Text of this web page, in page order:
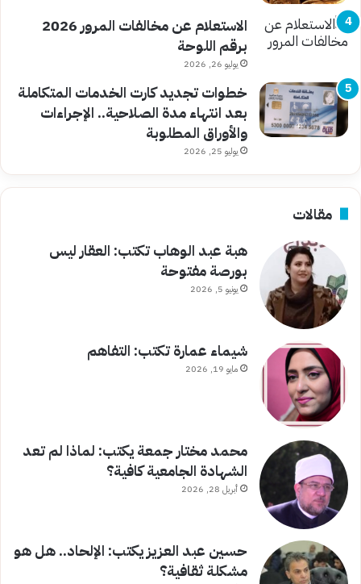
الاستعلام عن مخالفات المرور 2026
برقم اللوحة
يوليو 26, 2026
خطوات تجديد كارت الخدمات المتكاملة
بعد انتهاء مدة الصلاحية.. الإجراءات
والأوراق المطلوبة
يوليو 25, 2026
مقالات
هبة عبد الوهاب تكتب: العقار ليس
بورصة مفتوحة
يونيو 5, 2026
شيماء عمارة تكتب: التفاهم
مايو 19, 2026
محمد مختار جمعة يكتب: لماذا لم تعد
الشهادة الجامعية كافية؟
أبريل 28, 2026
حسين عبد العزيز يكتب: الإلحاد.. هل هو
مشكلة ثقافية؟